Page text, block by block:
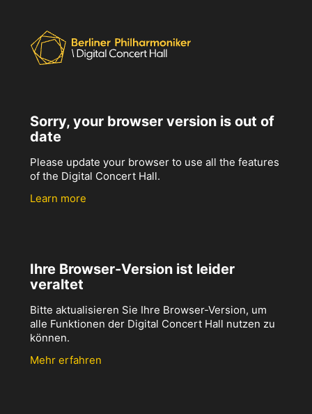
Sorry, your browser version is out of
date
Please update your browser to use all the features
of the Digital Concert Hall.
Learn more
Ihre Browser-Version ist leider
veraltet
Bitte aktualisieren Sie Ihre Browser-Version, um
alle Funktionen der Digital Concert Hall nutzen zu
können.
Mehr erfahren